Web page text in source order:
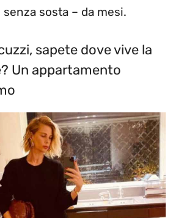
sosta – da mesi.
sapete dove vive la
Un appartamento